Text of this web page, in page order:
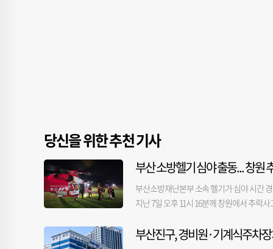
당신을 위한 추천 기사
부산 소방헬기 심야 출동... 창원
부산소방재난본부 소속 헬기가 심야 시간
지난 7일 오후 11시 16분께 창원에서 추락
륙했다. 소방헬기는 1시간 5분간 비행해 8
부산진구, 경비원·기계식주차